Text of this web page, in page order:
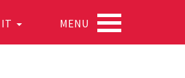
IT MENU